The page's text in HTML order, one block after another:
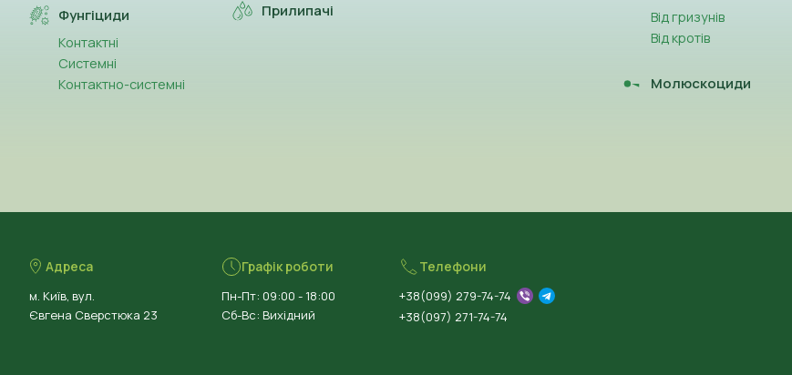
Фунгіциди
Контактні
Системні
Контактно-системні
Прилипачі
Від гризунів
Від кротів
Молюскоциди
Адреса
м. Київ, вул.
Євгена Сверстюка 23
Графік роботи
Пн-Пт: 09:00 - 18:00
Сб-Вс: Вихідний
Телефони
+38(099) 279-74-74
+38(097) 271-74-74